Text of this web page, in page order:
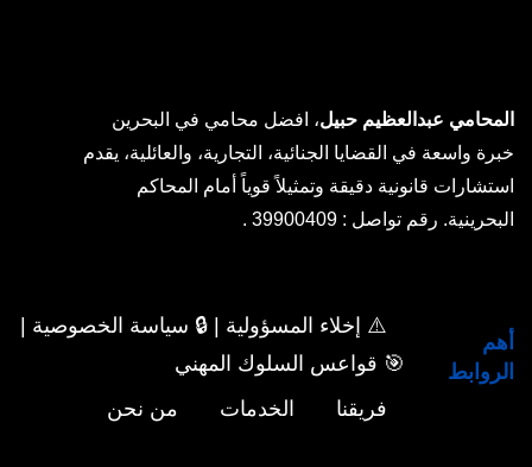
المحامي عبدالعظيم حبيل، افضل محامي في البحرين
خبرة واسعة في القضايا الجنائية، التجارية، والعائلية، يقدم
استشارات قانونية دقيقة وتمثيلاً قوياً أمام المحاكم
البحرينية. رقم تواصل : 39900409 .
أهم
الروابط
⚠️ إخلاء المسؤولية | 🔒 سياسة الخصوصية |
🎯 قواعس السلوك المهني
فريقنا
الخدمات من نحن